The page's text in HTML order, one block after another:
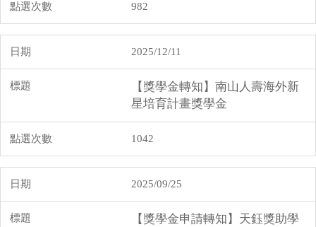
982
2025/12/11
【獎學金轉知】南山人壽海外新
星培育計畫獎學金
1042
2025/09/25
【獎學金申請轉知】天鈺獎助學